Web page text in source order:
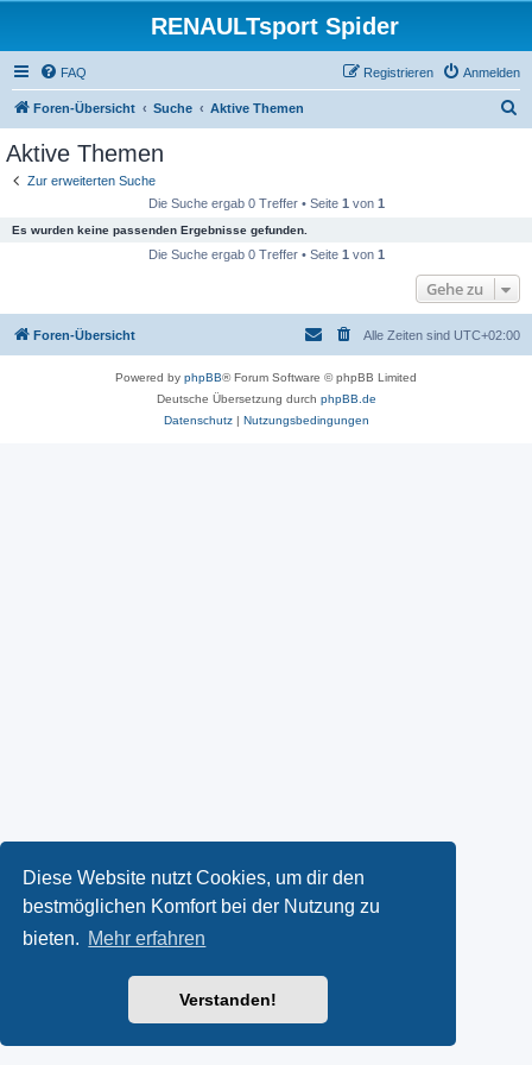
Diese Website nutzt Cookies, um dir den
bestmöglichen Komfort bei der Nutzung zu
bieten. Mehr erfahren
Verstanden!
RENAULTsport Spider
FAQ Anmelden
Registrieren
Foren-Übersicht Suche Aktive Themen
Aktive Themen
Zur erweiterten Suche
Die Suche ergab 0 Treffer • Seite 1 von 1
Es wurden keine passenden Ergebnisse gefunden.
Die Suche ergab 0 Treffer • Seite 1 von 1
Gehe zu
Foren-Übersicht Alle Zeiten sind UTC+02:00
Powered by phpBB® Forum Software © phpBB Limited
Deutsche Übersetzung durch phpBB.de
Datenschutz| Nutzungsbedingungen